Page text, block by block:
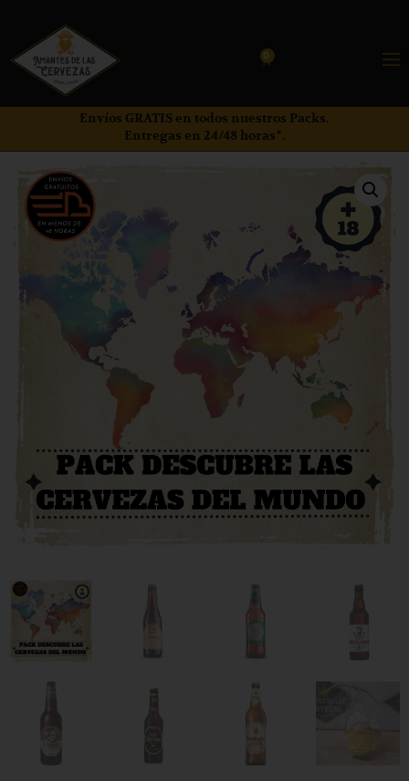
0
Envíos GRATIS en todos nuestros Packs.
Entregas en 24/48 horas*.